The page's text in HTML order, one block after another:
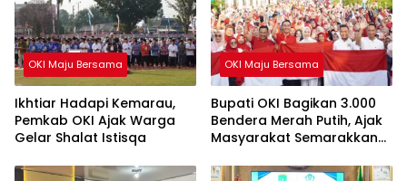
OKI Maju Bersama
Ikhtiar Hadapi Kemarau,
Pemkab OKI Ajak Warga
Gelar Shalat Istisqa
OKI Maju Bersama
Bupati OKI Bagikan 3.000
Bendera Merah Putih, Ajak
Masyarakat Semarakkan